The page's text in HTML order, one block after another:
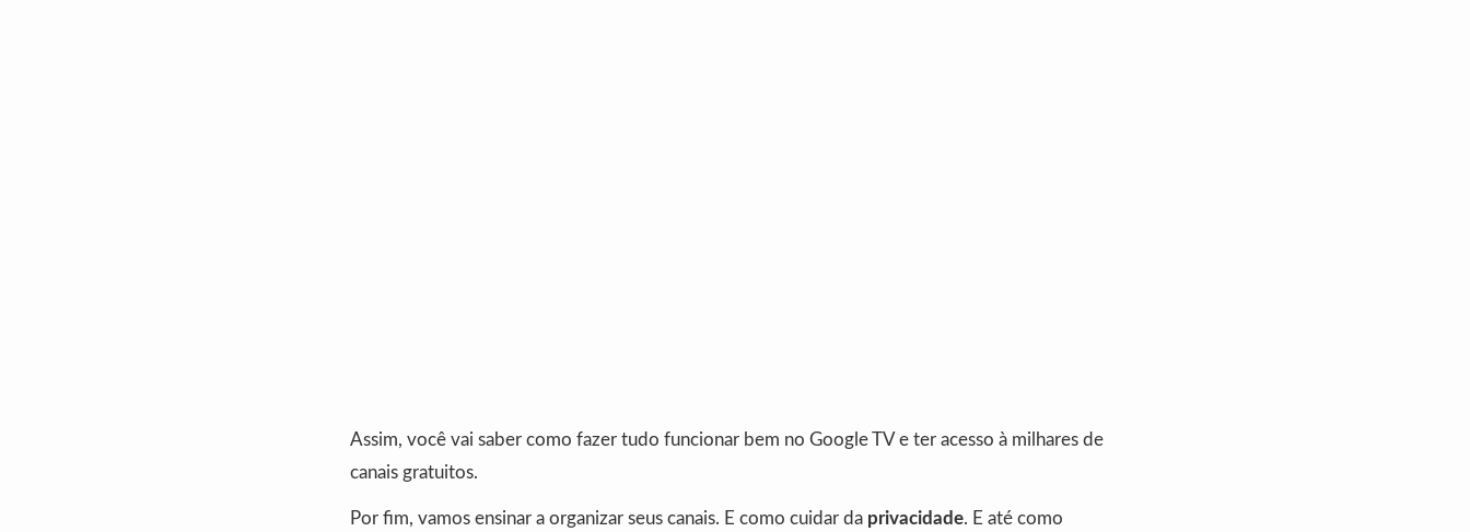
Assim, você vai saber como fazer tudo funcionar bem no Google TV e ter acesso à milhares de
canais gratuitos.
Por fim, vamos ensinar a organizar seus canais. E como cuidar da privacidade. E até como